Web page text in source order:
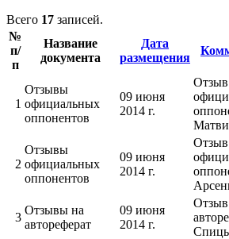
Всего 17 записей.
№
п/
п
Название
документа
Дата
размещения
1
Отзывы
официальных
оппонентов
09 июня
2014 г.
Отзыв
2
Отзывы
официальных
оппонентов
09 июня
2014 г.
Отзыв
3
Отзывы на
автореферат
09 июня
2014 г.
Отзыв